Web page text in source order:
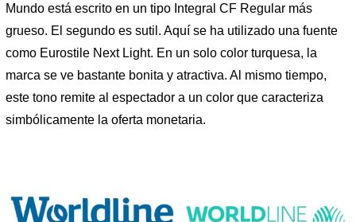
Mundo está escrito en un tipo Integral CF Regular más
grueso. El segundo es sutil. Aquí se ha utilizado una fuente
como Eurostile Next Light. En un solo color turquesa, la
marca se ve bastante bonita y atractiva. Al mismo tiempo,
este tono remite al espectador a un color que caracteriza
simbólicamente la oferta monetaria.